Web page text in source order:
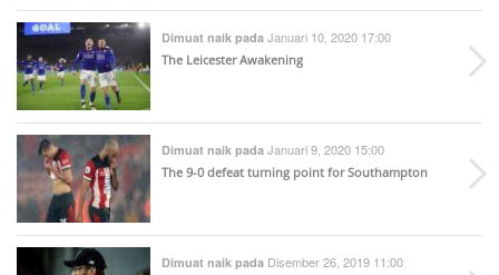
Dimuat naik pada Januari 10, 2020 17:00
The Leicester Awakening
Dimuat naik pada Januari 9, 2020 15:00
The 9-0 defeat turning point for Southampton
Dimuat naik pada Disember 26, 2019 11:00